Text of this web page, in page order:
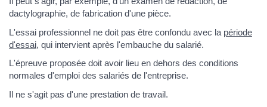
dactylographie, de fabrication d'une pièce.
L'essai professionnel ne doit pas être confondu avec la période
d'essai, qui intervient après l'embauche du salarié.
L'épreuve proposée doit avoir lieu en dehors des conditions
normales d'emploi des salariés de l'entreprise.
Il ne s'agit pas d'une prestation de travail.